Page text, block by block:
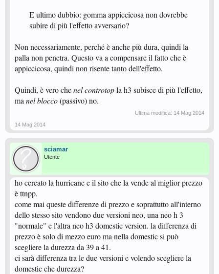
E ultimo dubbio: gomma appiccicosa non dovrebbe
subire di più l'effetto avversario?​
Non necessariamente, perché è anche più dura, quindi la
palla non penetra. Questo va a compensare il fatto che è
appiccicosa, quindi non risente tanto dell'effetto.
Quindi, è vero chenel controtopla h3 subisce di più l'effetto,
ma nel blocco(passivo) no.
Ultima modifica: 14 Mag 2014
14 Mag 2014
sciamar
Utente
ho cercato la hurricane e il sito che la vende al miglior prezzo
è ttnpp.
come mai queste differenze di prezzo e soprattutto all'interno
dello stesso sito vendono due versioni neo, una neo h 3
"normale" e l'altra neo h3 domestic version. la differenza di
prezzo è solo di mezzo euro ma nella domestic si può
scegliere la durezza da 39 a 41.
ci sarà differenza tra le due versioni e volendo scegliere la
domestic che durezza?